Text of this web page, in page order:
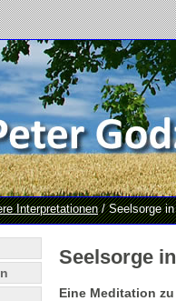
Interpretationen/ Seelsorge in
Seelsorge
Eine Meditation